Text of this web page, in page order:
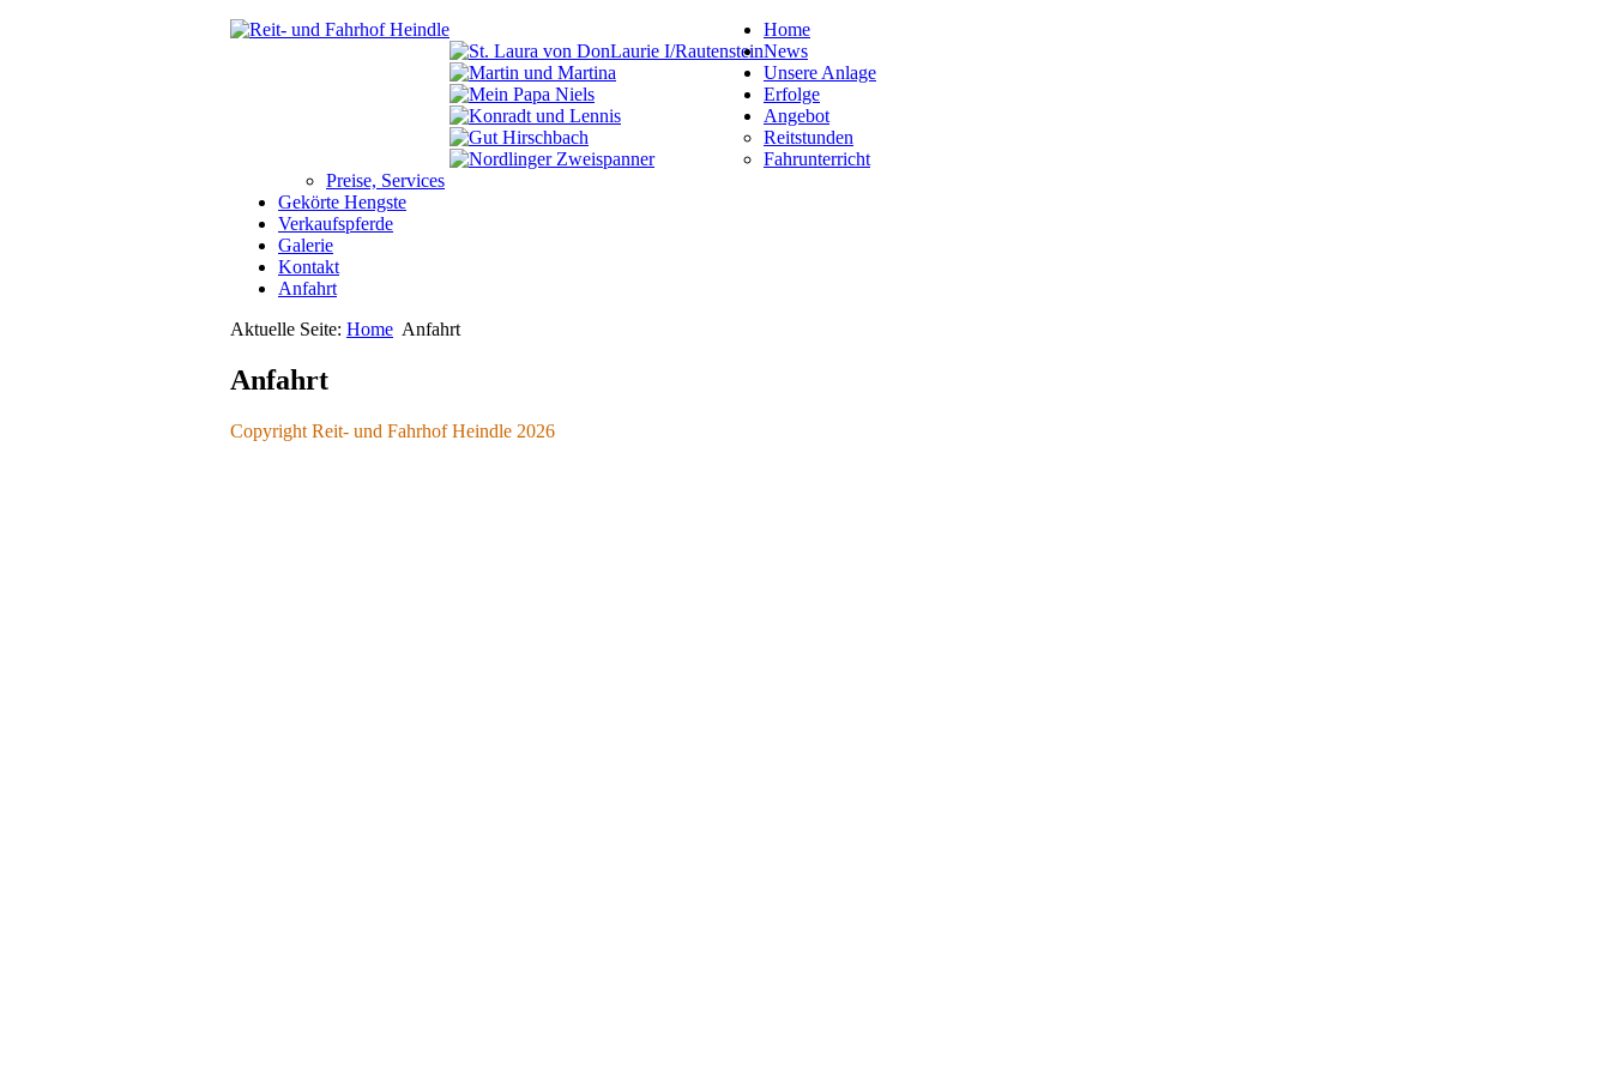
Home
News
Unsere Anlage
Erfolge
Angebot
Reitstunden
Fahrunterricht
Preise, Services
Gekörte Hengste
Verkaufspferde
Galerie
Kontakt
Anfahrt
Aktuelle Seite: Home Anfahrt
Anfahrt
Copyright Reit- und Fahrhof Heindle 2026